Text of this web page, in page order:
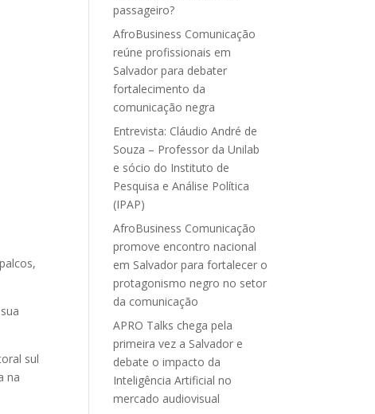
sul
na
passageiro?
AfroBusiness Comunicação
reúne profissionais em
Salvador para debater
fortalecimento da
comunicação negra
Entrevista: Cláudio André de
Souza – Professor da Unilab
e sócio do Instituto de
Pesquisa e Análise Política
(IPAP)
AfroBusiness Comunicação
promove encontro nacional
em Salvador para fortalecer o
protagonismo negro no setor
da comunicação
APRO Talks chega pela
primeira vez a Salvador e
debate o impacto da
Inteligência Artificial no
mercado audiovisual